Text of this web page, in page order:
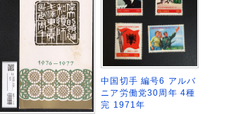
中国切手 編号6 アルバ
ニア労働党30周年 4種
完 1971年